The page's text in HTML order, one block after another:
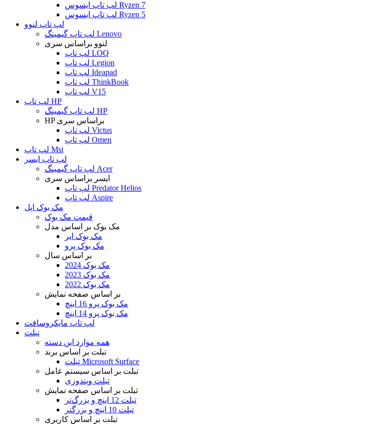
لپ تاپ ایسوس Ryzen 7
لپ تاپ ایسوس Ryzen 5
لپ تاپ لنوو
لپ تاپ گیمینگ Lenovo
لنوو براساس سری
لپ تاپ LOQ
لپ تاپ Legion
لپ تاپ Ideapad
لپ تاپ ThinkBook
لپ تاپ V15
لپ تاپ HP
لپ تاپ گیمینگ HP
HP براساس سری
لپ تاپ Victus
لپ تاپ Omen
لپ تاپ Msi
لپ تاپ ایسر
لپ تاپ گیمینگ Acer
ایسر براساس سری
لپ تاپ Predator Helios
لپ تاپ Aspire
مک بوک اپل
قیمت مک بوک
مک بوک بر اساس مدل
مک بوک ایر
مک بوک پرو
بر اساس سال
مک بوک 2024
مک بوک 2023
مک بوک 2022
بر اساس صفحه نمایش
مک بوک پرو 16 اینچ
مک بوک پرو 14 اینچ
لپ تاپ مایکروسافت
تبلت
همه موارد این دسته
تبلت بر اساس برند
تبلت Microsoft Surface
تبلت بر اساس سیستم عامل
تبلت ویندوزی
تبلت بر اساس صفحه نمایش
تبلت 12 اینچ و بزرگ‌تر
تبلت 10 اینچ و بزرگتر
تبلت بر اساس کاربری